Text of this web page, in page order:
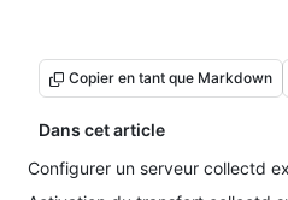
Copier en tant que Markdown
Dans cet article
Configurer un serveur collectd